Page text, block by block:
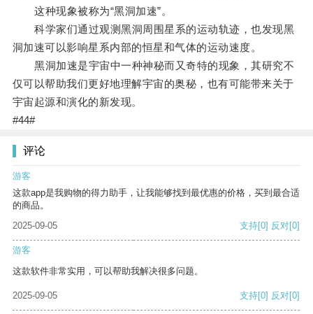
这种现象被称为“黑洞加速”。
科学家们通过观测黑洞周围星系的运动轨迹，也发现黑
洞加速可以影响星系内部的恒星和气体的运动速度。
黑洞加速是宇宙中一种神秘而又奇特的现象，其研究不
仅可以帮助我们更好地理解宇宙的奥秘，也有可能带来关于
宇宙起源和演化的新发现。
#44#
评论
游客
这款app是我购物的得力助手，让我能够找到最优惠的价格，买到最合适
的商品。
2025-09-05
支持[0] 反对[0]
游客
这款软件非常实用，可以帮助我解决很多问题。
2025-09-05 支持[0] 反对[0]